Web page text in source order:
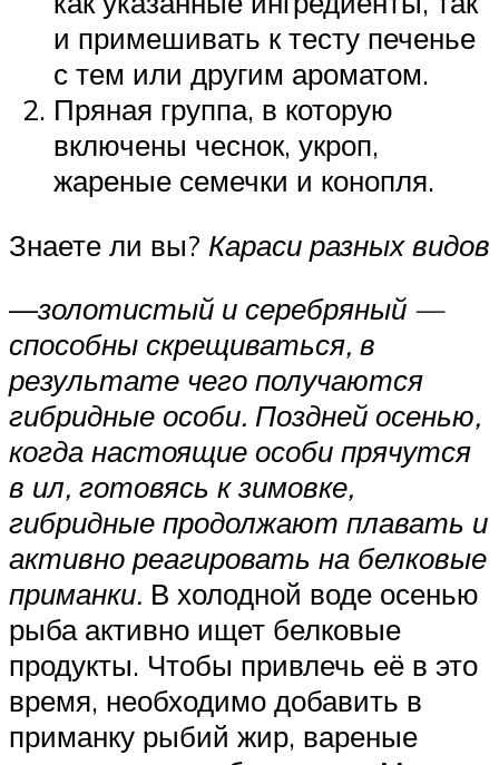
и примешивать к тесту печенье
с тем или другим ароматом.
Пряная группа, в которую
включены чеснок, укроп,
жареные семечки и конопля.
Знаете ли вы? Караси разных видов
—золотистый и серебряный —
способны скрещиваться, в
результате чего получаются
гибридные особи. Поздней осенью,
когда настоящие особи прячутся
в ил, готовясь к зимовке,
гибридные продолжают плавать и
активно реагировать на белковые
приманки. В холодной воде осенью
рыба активно ищет белковые
продукты. Чтобы привлечь её в это
время, необходимо добавить в
приманку рыбий жир, вареные